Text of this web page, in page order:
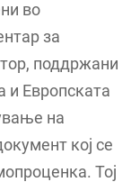
во
за
поддржани
и Европската
на
кој се
Тој